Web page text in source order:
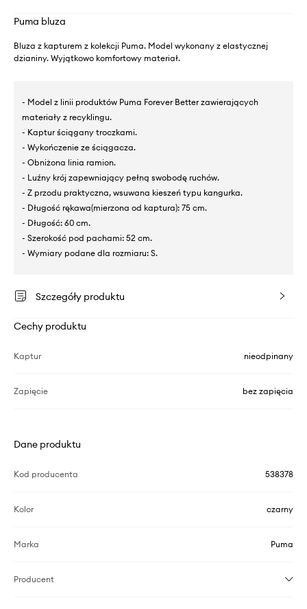
Puma bluza
Bluza z kapturem z kolekcji Puma. Model wykonany z elastycznej
dzianiny. Wyjątkowo komfortowy materiał.
- Model z linii produktów Puma Forever Better zawierających
materiały z recyklingu.
- Kaptur ściągany troczkami.
- Wykończenie ze ściągacza.
- Obniżona linia ramion.
- Luźny krój zapewniający pełną swobodę ruchów.
- Z przodu praktyczna, wsuwana kieszeń typu kangurka.
- Długość rękawa(mierzona od kaptura): 75 cm.
- Długość: 60 cm.
- Szerokość pod pachami: 52 cm.
- Wymiary podane dla rozmiaru: S.
Szczegóły produktu
Cechy produktu
Kaptur nieodpinany
Zapięcie bez zapięcia
Dane produktu
Kod producenta 538378
Kolor czarny
Marka Puma
Producent